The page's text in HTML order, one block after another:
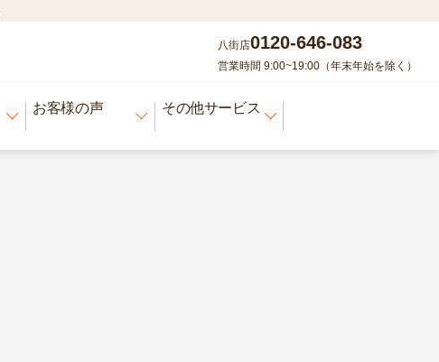
八街店0120-646-083
営業時間 9:00~19:00（年末年始を除く）
お客様の声 その他サービス